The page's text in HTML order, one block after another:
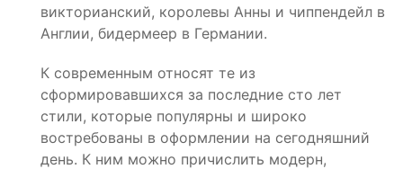
викторианский, королевы Анны и чиппендейл в
Англии, бидермеер в Германии.
К современным относят те из
сформировавшихся за последние сто лет
стили, которые популярны и широко
востребованы в оформлении на сегодняшний
день. К ним можно причислить модерн,